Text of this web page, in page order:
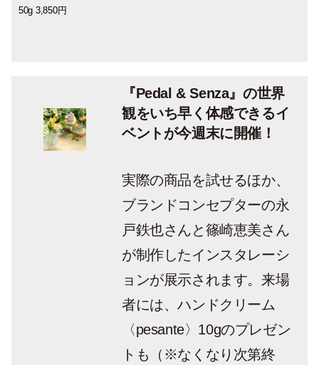
50g 3,850円
50g 3,850円
おいをやさしく守る。ボディクリーム〈ド
おいをやさしく守る。ボディクリーム〈ペ
ルがバリア機能を守る、しっとりとした洗
ルがバリア機能を守る、しっとりとした洗
『Pedal & Senza』の世界
観をいち早く体感できるイ
ベントが今週末に開催！
実際の商品を試せるほか、
ブランドコンセプターの永
戸鉄也さんと篠崎恵美さん
が制作したインスタレーシ
ョンが展示されます。来場
者には、ハンドクリーム
〈pesante〉10gのプレゼン
トも（※なくなり次第終